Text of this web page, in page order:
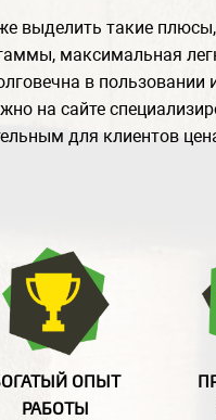
выделить такие
максимальная
в пользовании
на сайте
для клиентов
ОПЫТ
РАБОТЫ